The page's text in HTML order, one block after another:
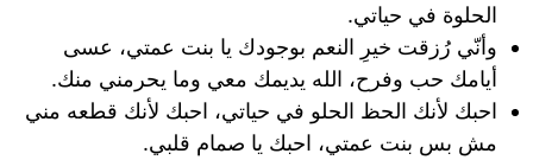
الحلوة في حياتي.
وأنّي رُزقت خيرِ النعم بوجودك يا بنت عمتي، عسى
أيامك حب وفرح، الله يديمك معي وما يحرمني منك.
احبك لأنك الحظ الحلو في حياتي، احبك لأنك قطعه مني
مش بس بنت عمتي، احبك يا صمام قلبي.